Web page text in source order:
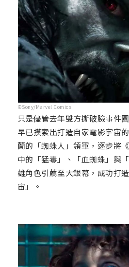
©Sony/Marvel Comics
只是儘管去年雙方撕破臉事件
早已摸索出打造自家電影宇宙
蘭的「蜘蛛人」領軍，逐步將
中的「猛毒」、「血蜘蛛」與
雄角色引薦至大銀幕，成功打
宙」。